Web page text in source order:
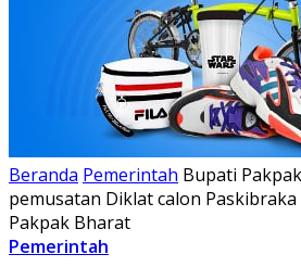
Beranda Pemerintah Bupati
pemusatan Diklat calon
Pakpak Bharat
Pemerintah